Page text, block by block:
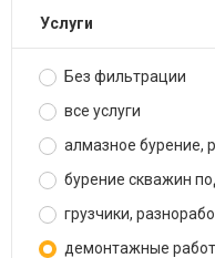
услуги
Без фильтрации
все услуги
алмазное бурение,
бурение скважин
грузчики,
демонтажные